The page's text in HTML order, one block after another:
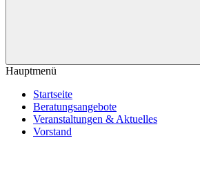
Hauptmenü
Startseite
Beratungsangebote
Veranstaltungen & Aktuelles
Vorstand